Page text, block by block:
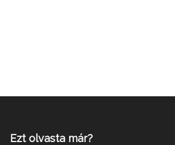
Ezt olvasta már?